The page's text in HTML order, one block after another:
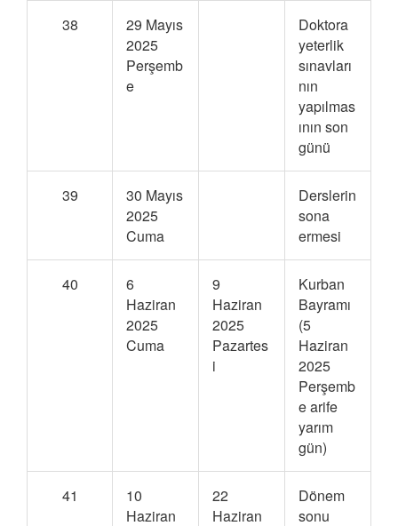
38
29 Mayıs
2025
Perşemb
e
Doktora
yeterlik
sınavları
nın
yapılmas
ının son
günü
39
30 Mayıs
2025
Cuma
Derslerin
sona
ermesi
40
6
Haziran
2025
Cuma
9
Haziran
2025
Pazartes
i
Kurban
Bayramı
(5
Haziran
2025
Perşemb
e arife
yarım
gün)
41
10
Haziran
22
Haziran
Dönem
sonu